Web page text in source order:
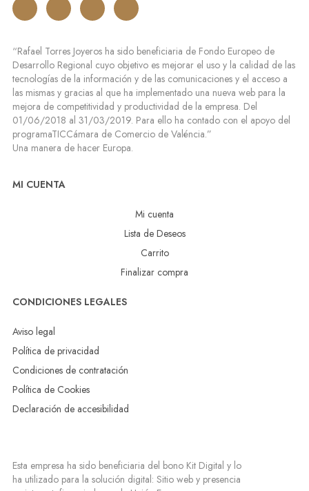
“Rafael Torres Joyeros ha sido beneficiaria de Fondo Europeo de
Desarrollo Regional cuyo objetivo es mejorar el uso y la calidad de las
tecnologías de la información y de las comunicaciones y el acceso a
las mismas y gracias al que ha implementado una nueva web para la
mejora de competitividad y productividad de la empresa. Del
01/06/2018 al 31/03/2019. Para ello ha contado con el apoyo del
programaTICCámara de Comercio de Valéncia.”
Una manera de hacer Europa.
MI CUENTA
Mi cuenta
Lista de Deseos
Carrito
Finalizar compra
CONDICIONES LEGALES
Aviso legal
Política de privacidad
Condiciones de contratación
Política de Cookies
Declaración de accesibilidad
Esta empresa ha sido beneficiaria del bono Kit Digital y lo
ha utilizado para la solución digital: Sitio web y presencia